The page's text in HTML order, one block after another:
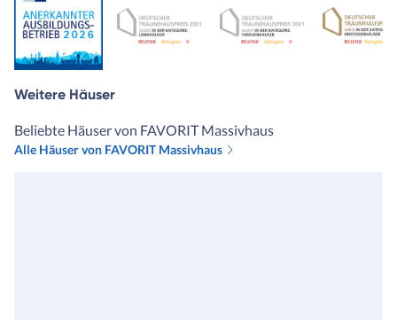
Bauprojekt aber
es finanziell nicht vernünftig
modernisieren.
Weitere Häuser
Beliebte Häuser von FAVORIT Massivhaus
Alle Häuser von FAVORIT Massivhaus